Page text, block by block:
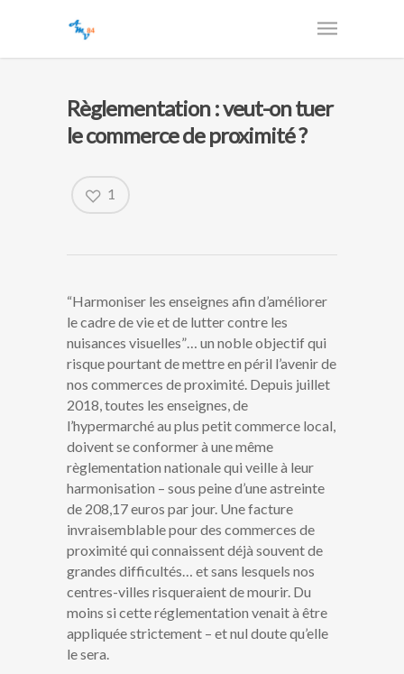
Règlementation : veut-on tuer
le commerce de proximité ?
1
“Harmoniser les enseignes afin d’améliorer
le cadre de vie et de lutter contre les
nuisances visuelles”… un noble objectif qui
risque pourtant de mettre en péril l’avenir de
nos commerces de proximité. Depuis juillet
2018, toutes les enseignes, de
l’hypermarché au plus petit commerce local,
doivent se conformer à une même
règlementation nationale qui veille à leur
harmonisation – sous peine d’une astreinte
de 208,17 euros par jour. Une facture
invraisemblable pour des commerces de
proximité qui connaissent déjà souvent de
grandes difficultés… et sans lesquels nos
centres-villes risqueraient de mourir. Du
moins si cette réglementation venait à être
appliquée strictement – et nul doute qu’elle
le sera.